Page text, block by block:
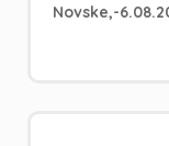
Novske,-